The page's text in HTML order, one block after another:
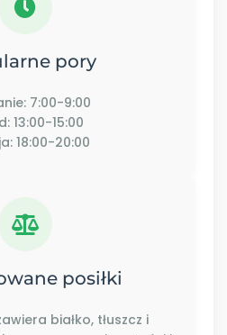
pory
7:00-9:00
13:00-15:00
18:00-20:00
posiłki
białko, tłuszcz i